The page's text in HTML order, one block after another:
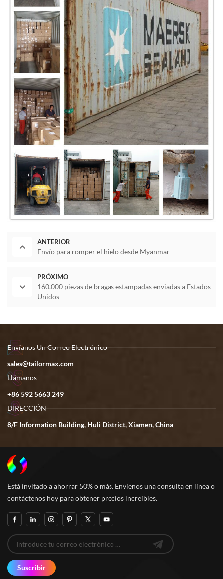
ANTERIOR
Envío para romper el hielo desde Myanmar
PRÓXIMO
160.000 piezas de bragas estampadas enviadas a Estados
Unidos
Envíanos Un Correo Electrónico
sales@tailormax.com
Llámanos
+86 592 5663 249
DIRECCIÓN
8/F Information Building, Huli District, Xiamen, China
Está invitado a ahorrar 50% o más. Envíenos una consulta en línea o
contáctenos hoy para obtener precios increíbles.
Suscribir